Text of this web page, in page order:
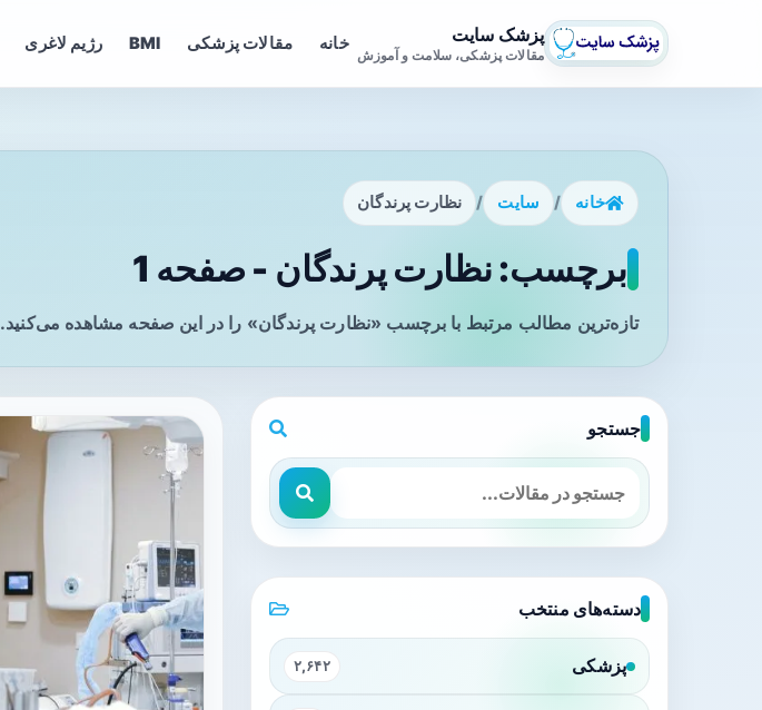
پزشک سایت
مقالات پزشکی، سلامت و آموزش
خانه مقالات پزشکی BMI رژیم لاغری
خانه / سایت / نظارت پرندگان
برچسب: نظارت پرندگان - صفحه 1
تازه‌ترین مطالب مرتبط با برچسب «نظارت پرندگان» را در این صفحه مشاهده می‌کنید.
جستجو
دسته‌های منتخب
پزشکی ۲,۶۴۲